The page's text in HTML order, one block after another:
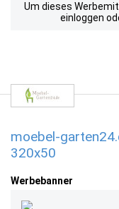
Um dieses
einloggen
moebel-
320x50
Werbebanner